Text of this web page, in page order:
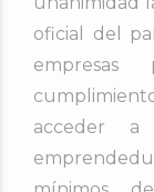
oficial del
empresas
acceder a